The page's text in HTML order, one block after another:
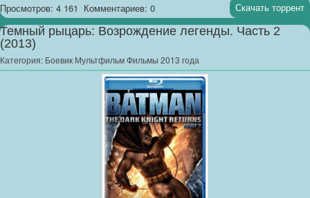
Просмотров: 4 161 Комментариев: 0 Скачать торрент
Темный рыцарь: Возрождение легенды. Часть 2
(2013)
Категория: Боевик Мультфильм Фильмы 2013 года